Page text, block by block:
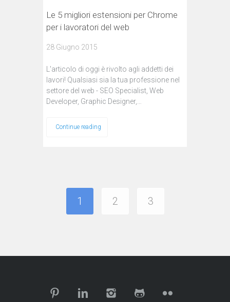
Le 5 migliori estensioni per Chrome
per i lavoratori del web
28 Giugno 2015
L'articolo di oggi è rivolto agli addetti dei
lavori! Qualsiasi sia la tua professione nel
settore del web - SEO Specialist, Web
Developer, Graphic Designer,…
Continue reading
1 2 3